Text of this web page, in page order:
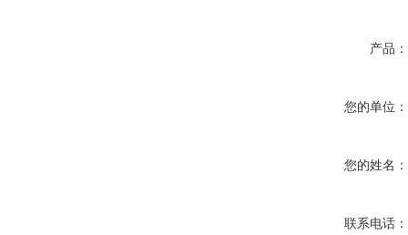
产品：
您的单位：
您的姓名：
联系电话：